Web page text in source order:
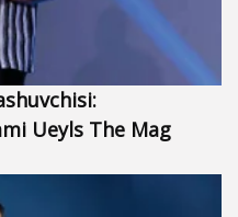
Ueyls The Mag